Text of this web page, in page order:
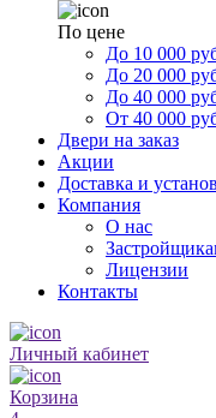
По цене
До 10 000
До 20 000
До 40 000
От 40 000
Двери на заказ
Акции
Доставка и
Компания
О нас
Лицензии
Контакты
Личный кабинет
Корзина